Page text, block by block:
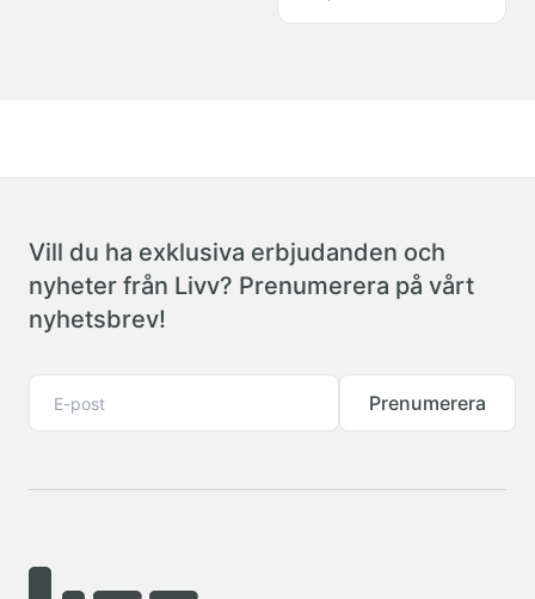
Vill du ha exklusiva erbjudanden och
nyheter från Livv? Prenumerera på vårt
nyhetsbrev!
Prenumerera